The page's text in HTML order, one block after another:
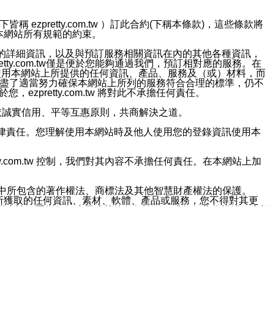
資料或電子郵件所指示之方法、說明或功能連結，隨時
將可收到通知型訊息。
稱 ezpretty.com.tw ）訂此合約(下稱本條款)，這些條款將
站所有規範的約束。
細資訊，以及與預訂服務相關資訊在內的其他各種資訊，
僅是便於您能夠通過我們，預訂相對應的服務。在
本網站上所提供的任何資訊、產品、服務及（或）材料，而
了適當努力確保本網站上所列的服務符合合理的標準，仍不
，ezpretty.com.tw 將對此不承擔任何責任。
實信用、平等互惠原則，共商解決之道。
任。您理解使用本網站時及他人使用您的登錄資訊使用本
控制，我們對其內容不承擔任何責任。在本網站上加
包含的著作權法、商標法及其他智慧財產權法的保護。
取的任何資訊、素材、軟體、產品或服務，您不得對其更